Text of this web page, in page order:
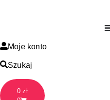
Moje konto
Szukaj
0zł